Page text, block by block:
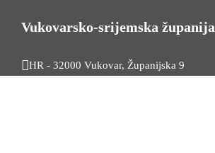
Vukovarsko-srijemska županija
HR - 32000 Vukovar, Županijska 9